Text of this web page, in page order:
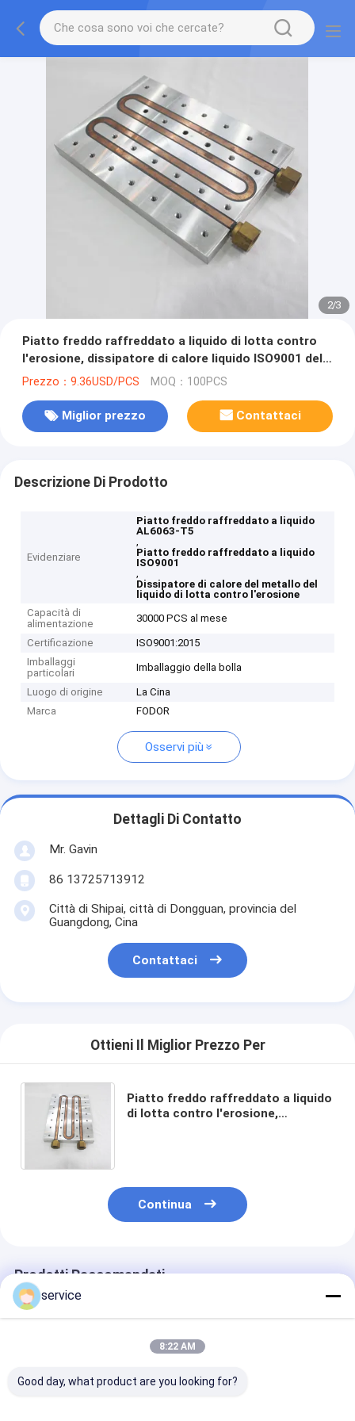
2/3
Piatto freddo raffreddato a liquido di lotta contro
l'erosione, dissipatore di calore liquido ISO9001 del
metallo AL6063-T5
Prezzo：9.36USD/PCS MOQ：100PCS
Miglior prezzo Contattaci
Descrizione Di Prodotto
Evidenziare
Piatto freddo raffreddato a liquido
AL6063-T5
,
Piatto freddo raffreddato a liquido
ISO9001
,
Dissipatore di calore del metallo del
liquido di lotta contro l'erosione
Capacità di
alimentazione
30000 PCS al mese
Certificazione
ISO9001:2015
Imballaggi
particolari
Imballaggio della bolla
Luogo di origine
La Cina
Marca
FODOR
Osservi più
Dettagli Di Contatto
Mr. Gavin
86 13725713912
Città di Shipai, città di Dongguan, provincia del
Guangdong, Cina
Contattaci
Ottieni Il Miglior Prezzo Per
Piatto freddo raffreddato a liquido
di lotta contro l'erosione,
Continua
Prodotti Raccomandati
service
8:22 AM
Good day, what product are you looking for?